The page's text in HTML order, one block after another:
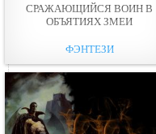
СРАЖАЮЩИЙСЯ ВОИН В
ОБЪЯТИЯХ ЗМЕИ
ФЭНТЕЗИ